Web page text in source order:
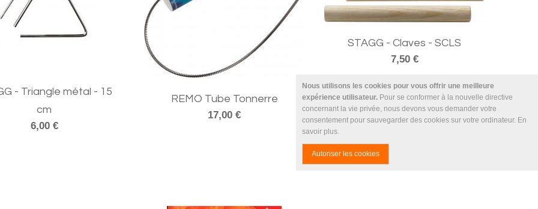
Nous utilisons les cookies pour vous offrir une meilleure
expérience utilisateur. Pour se conformer à la nouvelle directive
concernant la vie privée, nous devons vous demander votre
consentement pour sauvegarder des cookies sur votre ordinateur. En
savoir plus.
Autoriser les cookies
- Triangle métal - 15
cm
6,00 €
REMO Tube Tonnerre
17,00 €
STAGG - Claves - SCLS
7,50 €